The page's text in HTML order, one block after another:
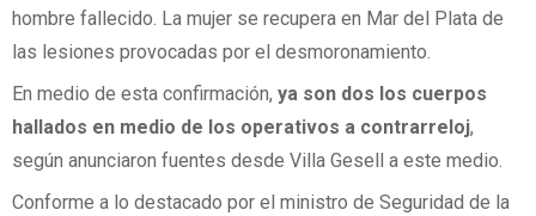
hombre fallecido. La mujer se recupera en Mar del Plata de
las lesiones provocadas por el desmoronamiento.
En medio de esta confirmación, ya son dos los cuerpos
hallados en medio de los operativos a contrarreloj,
según anunciaron fuentes desde Villa Gesell a este medio.
Conforme a lo destacado por el ministro de Seguridad de la